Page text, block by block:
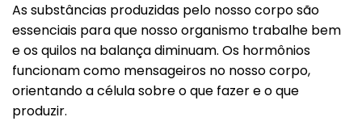
As substâncias produzidas pelo nosso corpo são
essenciais para que nosso organismo trabalhe bem
e os quilos na balança diminuam. Os hormônios
funcionam como mensageiros no nosso corpo,
orientando a célula sobre o que fazer e o que
produzir.